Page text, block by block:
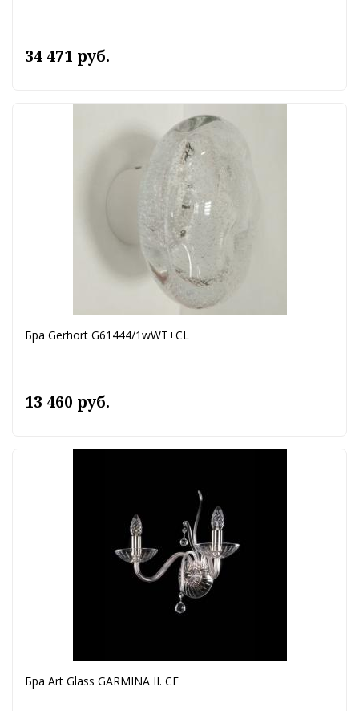
34 471 руб.
Бра Gerhort G61444/1wWT+CL
13 460 руб.
Бра Art Glass GARMINA II. CE